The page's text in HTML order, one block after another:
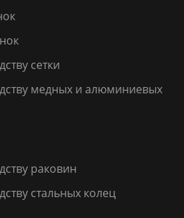
сетки
медных и алюминиевых
раковин
стальных колец